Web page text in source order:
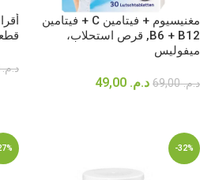
مغنيسيوم + فيتامين C + فيتامين
B6 + B12, قرص استحلاب،
ميفوليس
د.م.69,00 د.م.
د.م.35,00
-32%